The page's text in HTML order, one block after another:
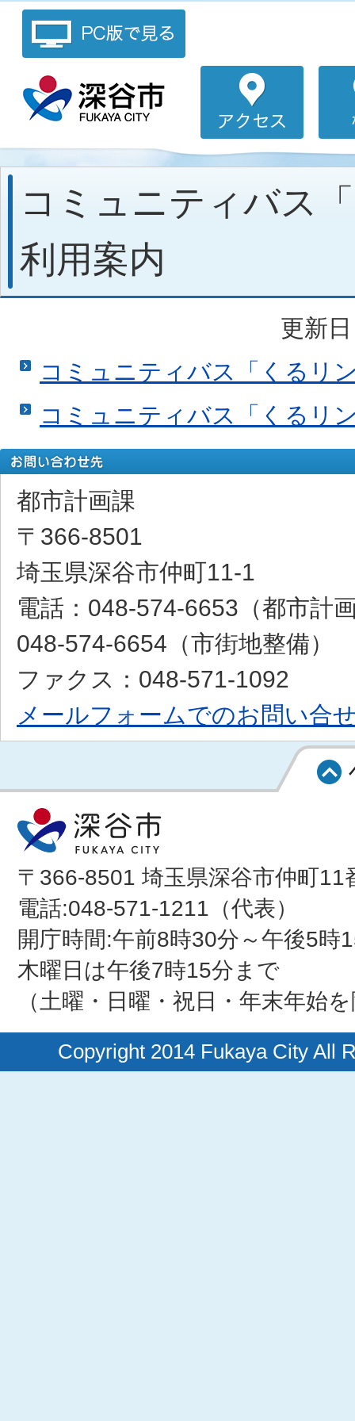
コミュニティバス
利用案内
更新
コミュニティバス「くるリ
コミュニティバス「くるリ
都市計画課
〒366-8501
埼玉県深谷市仲町11-1
電話：048-574-6653（都市計
048-574-6654（市街地整備）
ファクス：048-571-1092
メールフォームでのお問い合
〒366-8501 埼玉県深谷市仲町11
電話:048-571-1211（代表）
開庁時間:午前8時30分～午後5時
木曜日は午後7時15分まで
（土曜・日曜・祝日・年末年始
Copyright 2014 Fukaya City All